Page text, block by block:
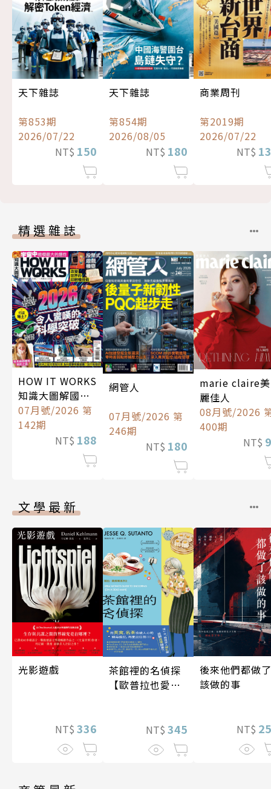
天下雜誌
第853期
2026/07/22
NT$ 150
天下雜誌
第854期
2026/08/05
NT$ 180
商業周刊
第2019期
2026/07/22
NT$
精選雜誌
HOW IT WORKS
知識大圖解國際
中文版
07月號/2026 第
142期
NT$ 188
網管人
07月號/2026 第
246期
NT$ 180
marie claire美
麗佳人
08月號/2026
400期
NT$
文學最新
光影遊戲
NT$ 336
茶館裡的名偵探
【歐普拉也愛！
《茶館裡的嫌疑
人》續作】
NT$ 345
後來他們都做了
該做的事
NT$